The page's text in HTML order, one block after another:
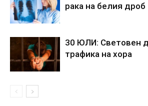
рака на белия дроб
30 ЮЛИ: Световен
трафика на хора